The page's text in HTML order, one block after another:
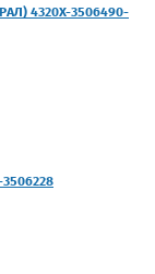
4320Х-3506490-